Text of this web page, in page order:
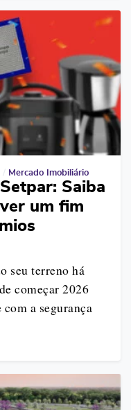
Mercado Imobiliário
Saiba
um fim
seu terreno há
começar 2026
a segurança